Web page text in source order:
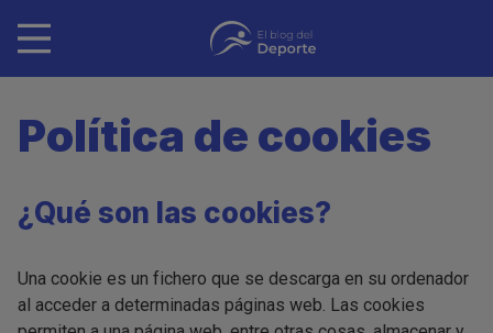
Política de cookies
¿Qué son las cookies?
Una cookie es un fichero que se descarga en su ordenador
al acceder a determinadas páginas web. Las cookies